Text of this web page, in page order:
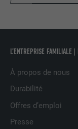
L’ENTREPRISE FAMILIALE |
À propos de nous
Durabilité
Offres d’emploi
Presse
NOM
UTILITÉ